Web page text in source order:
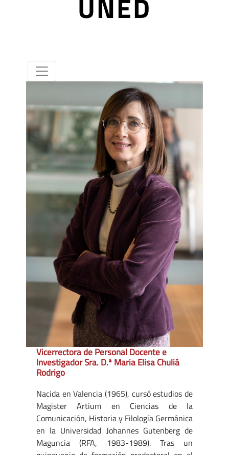
Vicerrectora de Personal Docente e
Investigador Sra. D.ª Maria Elisa Chuliá
Rodrigo
Nacida en Valencia (1965), cursó estudios de
Magister Artium en Ciencias de la
Comunicación, Historia y Filología Germánica
en la Universidad Johannes Gutenberg de
Maguncia (RFA, 1983-1989). Tras un